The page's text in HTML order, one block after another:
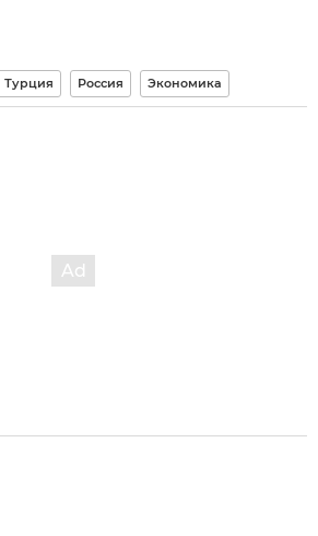
Турция Россия Экономика